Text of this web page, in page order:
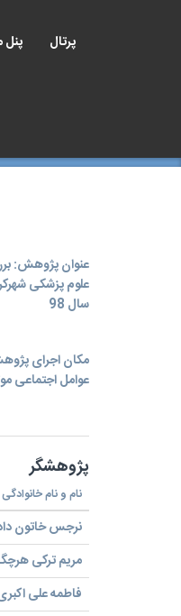
پرتال
عنوان پژوهش:
علوم پزشکی
سال 98
مکان اجرای
عوامل اجتماعی
پژوهشگر
نام و نام خانوادگی
نرجس خاتون
مریم ترکی
فاطمه علی